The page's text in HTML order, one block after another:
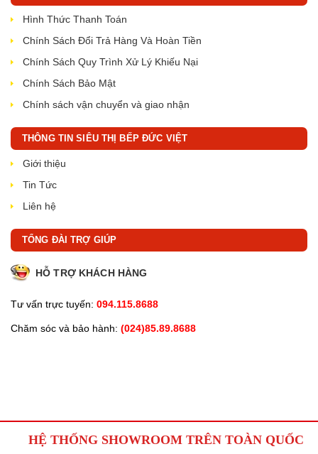
Hình Thức Thanh Toán
Chính Sách Đổi Trả Hàng Và Hoàn Tiền
Chính Sách Quy Trình Xử Lý Khiếu Nại
Chính Sách Bảo Mật
Chính sách vận chuyển và giao nhận
THÔNG TIN SIÊU THỊ BẾP ĐỨC VIỆT
Giới thiệu
Tin Tức
Liên hệ
TỔNG ĐÀI TRỢ GIÚP
HỖ TRỢ KHÁCH HÀNG
Tư vấn trực tuyến: 094.115.8688
Chăm sóc và bảo hành: (024)85.89.8688
HỆ THỐNG SHOWROOM TRÊN TOÀN QUỐC